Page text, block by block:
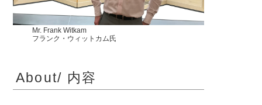
Mr. Frank Witkam
フランク・ウィットカム氏
About/ 内容